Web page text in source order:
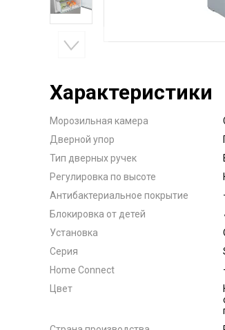
Характеристики
Морозильная камера
Дверной упор
Тип дверных ручек
Регулировка по высоте
Антибактериальное покрытие
Блокировка от детей
Установка
Серия
Home Connect
Цвет